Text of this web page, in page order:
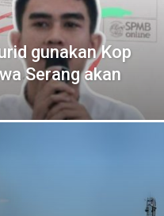
gunakan Kop
Serang akan